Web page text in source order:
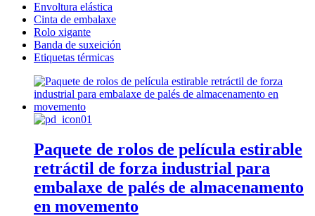
Envoltura elástica
Cinta de embalaxe
Rolo xigante
Banda de suxeición
Etiquetas térmicas
Paquete de rolos de película estirable
retráctil de forza industrial para
embalaxe de palés de almacenamento
en movemento